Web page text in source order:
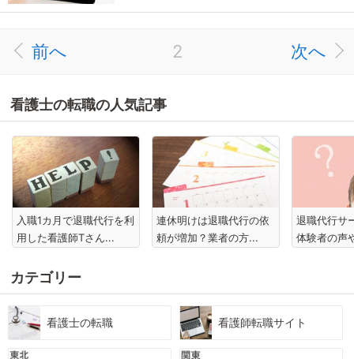
2
前へ 次へ
看護士の転職の人気記事
入職1カ月で退職代行を利
用した看護師Tさん...
連休明けは退職代行の依
頼が増加？業者の方...
退職代行サ
体験者の声
カテゴリー
看護士の転職 看護師転職サイト